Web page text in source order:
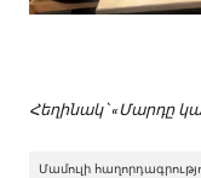
Հեղինակ՝ «Մարդը
Մամուլի